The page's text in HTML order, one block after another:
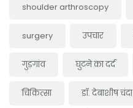
shoulder arthroscopy
surgery उपचार
गुड़गांव घुटने का दर्द
चिकित्सा डॉ. देबाशीष चंदा